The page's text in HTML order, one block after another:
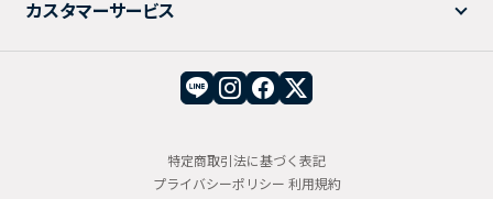
カスタマーサービス
特定商取引法に基づく表記
プライバシーポリシー 利用規約